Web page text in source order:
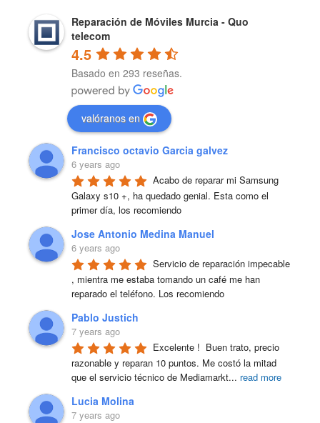
Reparación de Móviles Murcia - Quo
telecom
4.5
Basado en 293 reseñas.
valóranos en
Francisco octavio Garcia galvez
6 years ago
Acabo de reparar mi Samsung
Galaxy s10 +, ha quedado genial. Esta como el
primer día, los recomiendo
Jose Antonio Medina Manuel
6 years ago
Servicio de reparación impecable
, mientra me estaba tomando un café me han
reparado el teléfono. Los recomiendo
Pablo Justich
7 years ago
Excelente !  Buen trato, precio
razonable y reparan 10 puntos. Me costó la mitad
que el servicio técnico de Mediamarkt... read more
Lucia Molina
7 years ago